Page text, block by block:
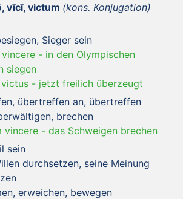
vīcī, victum (kons. Konjugation)
Sieger sein
- in den Olympischen
siegen
- jetzt freilich überzeugt
übertreffen an, übertreffen
brechen
vincere - das Schweigen brechen
sein
durchsetzen, seine Meinung
erweichen, bewegen